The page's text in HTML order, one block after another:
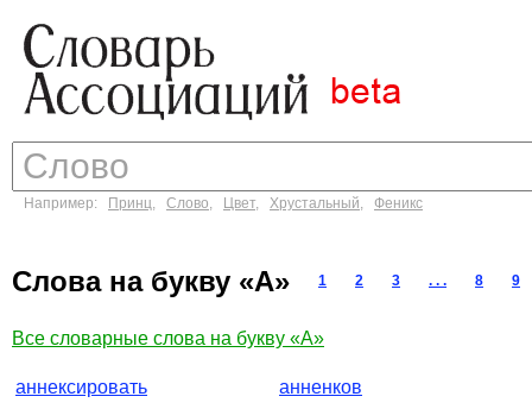
Например: Принц, Слово, Цвет, Хрустальный, Феникс
Слова на букву «А» 1 2 3 . . . 8 9
Все словарные слова на букву «А»
аннексировать
анненков